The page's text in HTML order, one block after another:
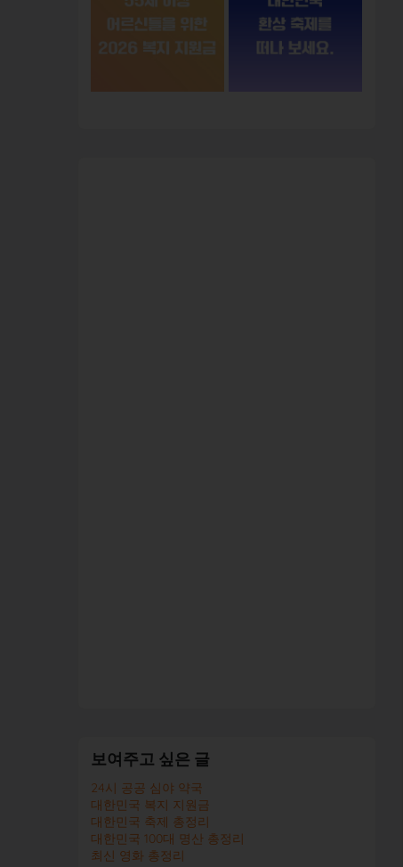
보여주고 싶은 글
24시 공공 심야 약국
대한민국 복지 지원금
대한민국 축제 총정리
대한민국 100대 명산 총정리
최신 영화 총정리